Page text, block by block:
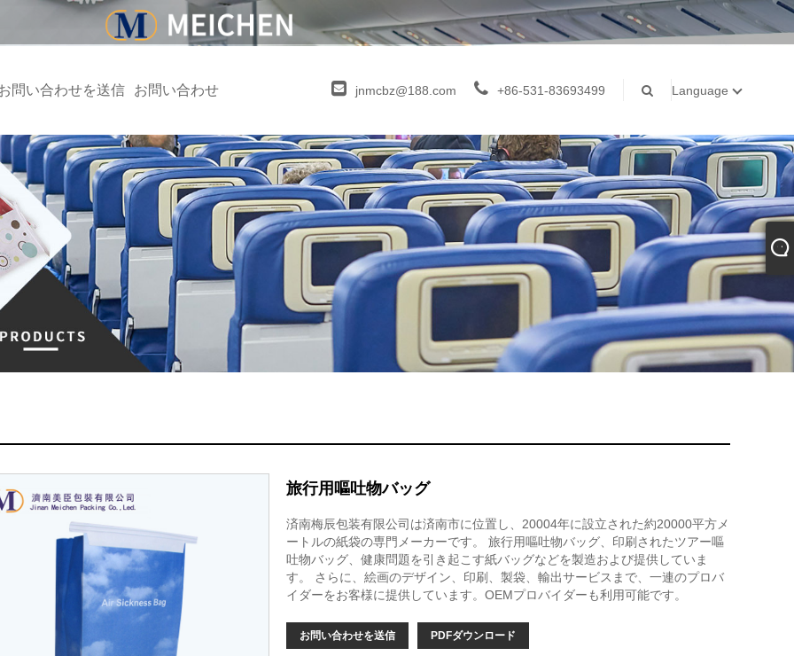
問い合わせを送信 お問い合わせ jnmcbz@188.com +86-531-83693499 Language
旅行用嘔吐物バッグ
済南梅辰包装有限公司は済南市に位置し、20004年に設立された約20000平方メ
ートルの紙袋の専門メーカーです。 旅行用嘔吐物バッグ、印刷されたツアー嘔
吐物バッグ、健康問題を引き起こす紙バッグなどを製造および提供していま
す。 さらに、絵画のデザイン、印刷、製袋、輸出サービスまで、一連のプロバ
イダーをお客様に提供しています。OEMプロバイダーも利用可能です。
お問い合わせを送信 PDFダウンロード